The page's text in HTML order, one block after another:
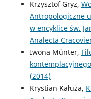
Krzysztof Gryz,
Antropologiczne
w encyklice św.
Analecta
Iwona Münter,
kontemplacyjnego
(2014)
Krystian Kałuża,